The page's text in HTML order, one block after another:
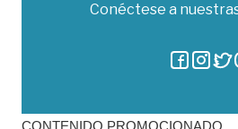
Conéctese a